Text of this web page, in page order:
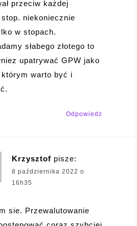
przeciw każdej
niekoniecznie
w stopach.
słabego złotego to
upatrywać GPW jako
warto być i
Odpowiedz
Krzysztof pisze:
8 października 2022 o
16h35
sie. Przewalutowanie